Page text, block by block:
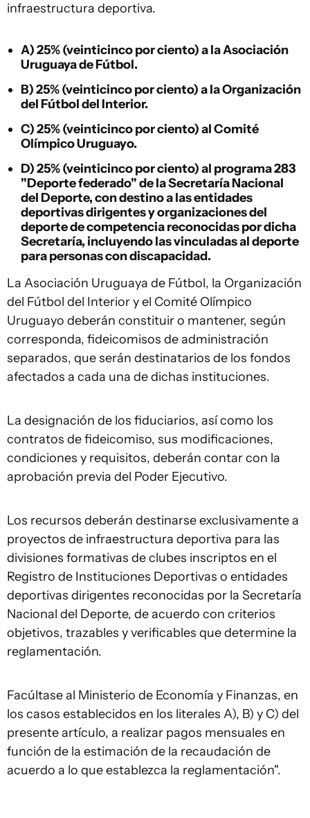
infraestructura deportiva.
A) 25% (veinticinco por ciento) a la Asociación
Uruguaya de Fútbol.
B) 25% (veinticinco por ciento) a la Organización
del Fútbol del Interior.
C) 25% (veinticinco por ciento) al Comité
Olímpico Uruguayo.
D) 25% (veinticinco por ciento) al programa 283
"Deporte federado" de la Secretaría Nacional
del Deporte, con destino a las entidades
deportivas dirigentes y organizaciones del
deporte de competencia reconocidas por dicha
Secretaría, incluyendo las vinculadas al deporte
para personas con discapacidad.
La Asociación Uruguaya de Fútbol, la Organización
del Fútbol del Interior y el Comité Olímpico
Uruguayo deberán constituir o mantener, según
corresponda, fideicomisos de administración
separados, que serán destinatarios de los fondos
afectados a cada una de dichas instituciones.
La designación de los fiduciarios, así como los
contratos de fideicomiso, sus modificaciones,
condiciones y requisitos, deberán contar con la
aprobación previa del Poder Ejecutivo.
Los recursos deberán destinarse exclusivamente a
proyectos de infraestructura deportiva para las
divisiones formativas de clubes inscriptos en el
Registro de Instituciones Deportivas o entidades
deportivas dirigentes reconocidas por la Secretaría
Nacional del Deporte, de acuerdo con criterios
objetivos, trazables y verificables que determine la
reglamentación.
Facúltase al Ministerio de Economía y Finanzas, en
los casos establecidos en los literales A), B) y C) del
presente artículo, a realizar pagos mensuales en
función de la estimación de la recaudación de
acuerdo a lo que establezca la reglamentación".